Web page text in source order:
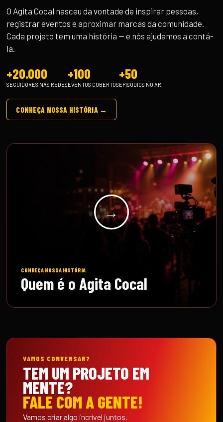
O Agita Cocal nasceu da vontade de inspirar pessoas,
registrar eventos e aproximar marcas da comunidade.
Cada projeto tem uma história — e nós ajudamos a contá-
la.
+20.000
SEGUIDORES NAS REDES
+100
EVENTOS COBERTOS
+50
EPISÓDIOS NO AR
CONHEÇA NOSSA HISTÓRIA →
→
CONHEÇA NOSSA HISTÓRIA
Quem é o Agita Cocal
VAMOS CONVERSAR?
TEM UM PROJETO EM
MENTE?
FALE COM A GENTE!
Vamos criar algo incrível juntos.